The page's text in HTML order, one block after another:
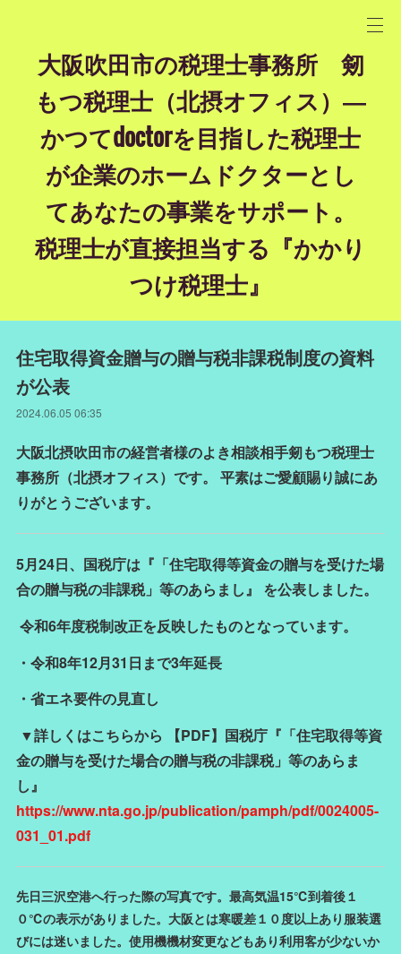
大阪吹田市の税理士事務所 剱
もつ税理士（北摂オフィス）―
かつてdoctorを目指した税理士
が企業のホームドクターとし
てあなたの事業をサポート。
税理士が直接担当する『かかり
つけ税理士』
住宅取得資金贈与の贈与税非課税制度の資料
が公表
2024.06.05 06:35
大阪北摂吹田市の経営者様のよき相談相手剱もつ税理士
事務所（北摂オフィス）です。 平素はご愛顧賜り誠にあ
りがとうございます。
5月24日、国税庁は『「住宅取得等資金の贈与を受けた場
合の贈与税の非課税」等のあらまし』 を公表しました。
令和6年度税制改正を反映したものとなっています。
・令和8年12月31日まで3年延長
・省エネ要件の見直し
▼詳しくはこちらから 【PDF】国税庁『「住宅取得等資
金の贈与を受けた場合の贈与税の非課税」等のあらま
し』
https://www.nta.go.jp/publication/pamph/pdf/0024005-
031_01.pdf
先日三沢空港へ行った際の写真です。最高気温15℃到着後１
０℃の表示がありました。大阪とは寒暖差１０度以上あり服装選
びには迷いました。使用機機材変更などもあり利用客が少ないか